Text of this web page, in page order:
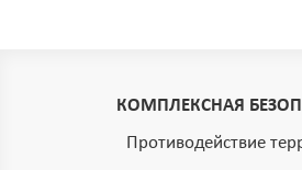
КОМПЛЕКСНАЯ
Противодействие